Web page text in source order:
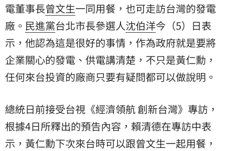
電董事長曾文生一同用餐，也可走訪台灣的發電
廠。 民進黨台北市長參選人沈伯洋今（5）日表
示，他認為這是很好的事情，作為政府就是要將
企業關心的發電、供電講清楚，不只是黃仁勳，
任何來台投資的廠商只要有疑問都可以做說明。
總統日前接受台視《經濟領航 創新台灣》專訪，
根據4日所釋出的預告內容，賴清德在專訪中表
示，黃仁勳下次來台時可以跟曾文生一起用餐，